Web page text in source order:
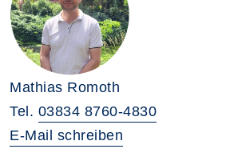
Mathias Romoth
Tel. 03834 8760-4830
E-Mail schreiben